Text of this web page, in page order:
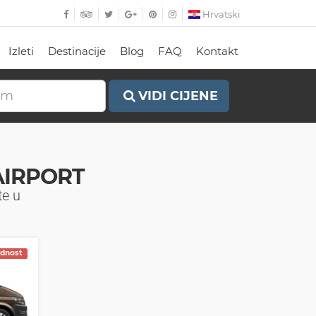
Hrvatski
Izleti Destinacije Blog FAQ Kontakt
VIDI CIJENE
u